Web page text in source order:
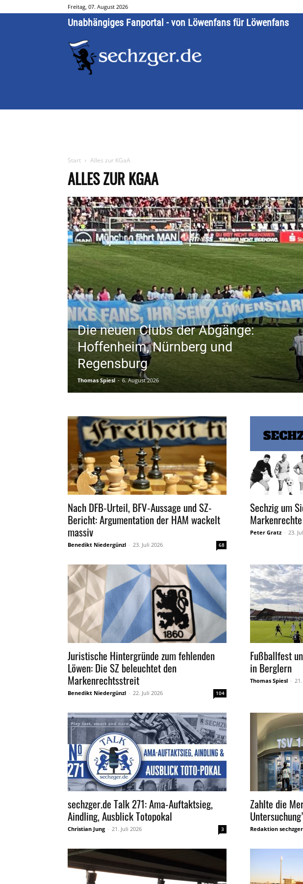
Freitag, 07. August 2026
Unabhängiges Fanportal - von Löwenfans für Löwenfans
Start Alles zur KGaA
ALLES ZUR KGAA
Die neuen Clubs der Abgänge:
Hoffenheim, Nürnberg und
Regensburg
Thomas Spiesl - 6. August 2026
Nach DFB-Urteil, BFV-Aussage und SZ-
Bericht: Argumentation der HAM wackelt
massiv
Benedikt Niedergünzl - 23. Juli 2026 68
Sechzig um
Markenrechte
Peter Gratz - 23.
Juristische Hintergründe zum fehlenden
Löwen: Die SZ beleuchtet den
Markenrechtsstreit
Benedikt Niedergünzl - 22. Juli 2026 104
Fußballfest
in Berglern
Thomas Spiesl -
sechzger.de Talk 271: Ama-Auftaktsieg,
Aindling, Ausblick Totopokal
Christian Jung - 21. Juli 2026 3
Zahlte die
Redaktion